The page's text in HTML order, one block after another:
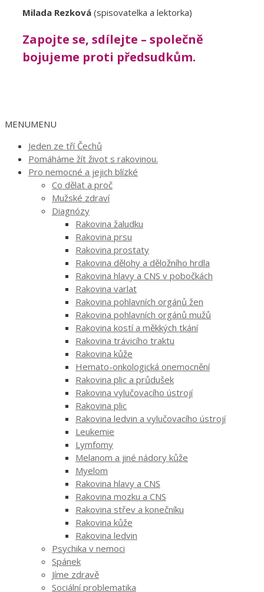
Milada Rezková (spisovatelka a lektorka)
Zapojte se, sdílejte – společně
bojujeme proti předsudkům.
MENUMENU
Jeden ze tří Čechů
Pomáháme žít život s rakovinou.
Pro nemocné a jejich blízké
Co dělat a proč
Mužské zdraví
Diagnózy
Rakovina žaludku
Rakovina prsu
Rakovina prostaty
Rakovina dělohy a děložního hrdla
Rakovina hlavy a CNS v pobočkách
Rakovina varlat
Rakovina pohlavních orgánů žen
Rakovina pohlavních orgánů mužů
Rakovina kostí a měkkých tkání
Rakovina trávicího traktu
Rakovina kůže
Hemato-onkologická onemocnění
Rakovina plic a průdušek
Rakovina vylučovacího ústrojí
Rakovina plic
Rakovina ledvin a vylučovacího ústrojí
Leukemie
Lymfomy
Melanom a jiné nádory kůže
Myelom
Rakovina hlavy a CNS
Rakovina mozku a CNS
Rakovina střev a konečníku
Rakovina kůže
Rakovina ledvin
Psychika v nemoci
Spánek
Jíme zdravě
Sociální problematika